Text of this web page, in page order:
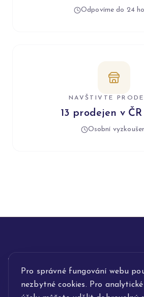
Pro správné fungování webu
nezbytné cookies. Pro
Odpovíme do 24
NAVŠTIVTE
13 prodejen v ČR
Osobní
INFORMACE